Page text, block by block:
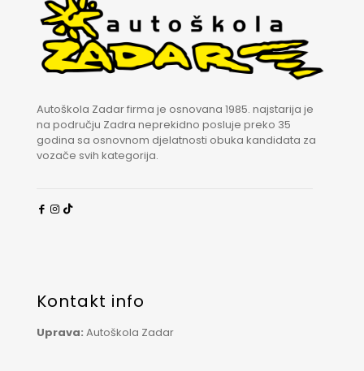
Autoškola Zadar firma je osnovana 1985. najstarija je
na području Zadra neprekidno posluje preko 35
godina sa osnovnom djelatnosti obuka kandidata za
vozače svih kategorija.
Kontakt info
Uprava: Autoškola Zadar